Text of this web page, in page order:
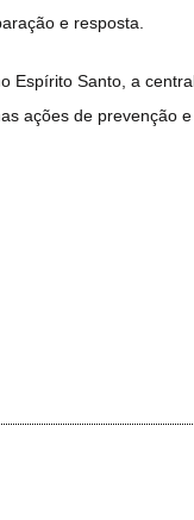
e resposta.
Espírito Santo, a
ações de prevenção